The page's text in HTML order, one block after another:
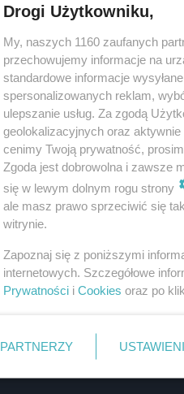
Drogi Użytkowniku,
My, naszych 1160 zaufanych
przechowujemy informacje na
standardowe informacje
spersonalizowanych reklam,
ulepszanie usług. Za zgodą
geolokalizacyjnych oraz
cenimy Twoją prywatność,
Zgoda jest dobrowolna i zawsze
się w lewym dolnym rogu strony
ale masz prawo sprzeciwić się
witrynie.
Zapoznaj się z poniższymi
internetowych. Szczegółowe
Prywatności i Cookies oraz po
PARTNERZY